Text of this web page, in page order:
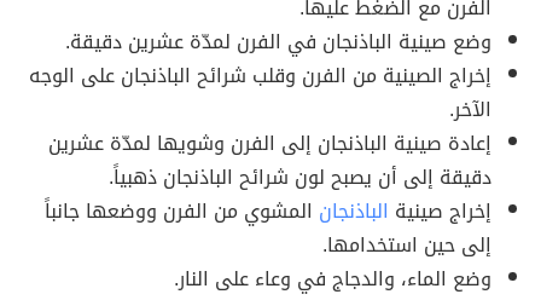
الفرن مع الضغط عليها.
وضع صينية الباذنجان في الفرن لمدّة عشرين دقيقة.
إخراج الصينية من الفرن وقلب شرائح الباذنجان على الوجه
الآخر.
إعادة صينية الباذنجان إلى الفرن وشويها لمدّة عشرين
دقيقة إلى أن يصبح لون شرائح الباذنجان ذهبياً.
إخراج صينية الباذنجان المشوي من الفرن ووضعها جانباً
إلى حين استخدامها.
وضع الماء، والدجاج في وعاء على النار.